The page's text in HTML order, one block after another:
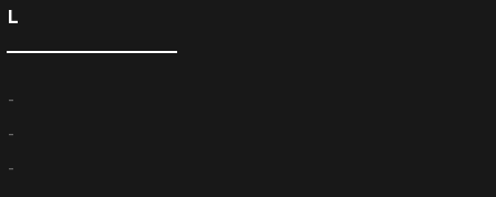
L
-
-
-